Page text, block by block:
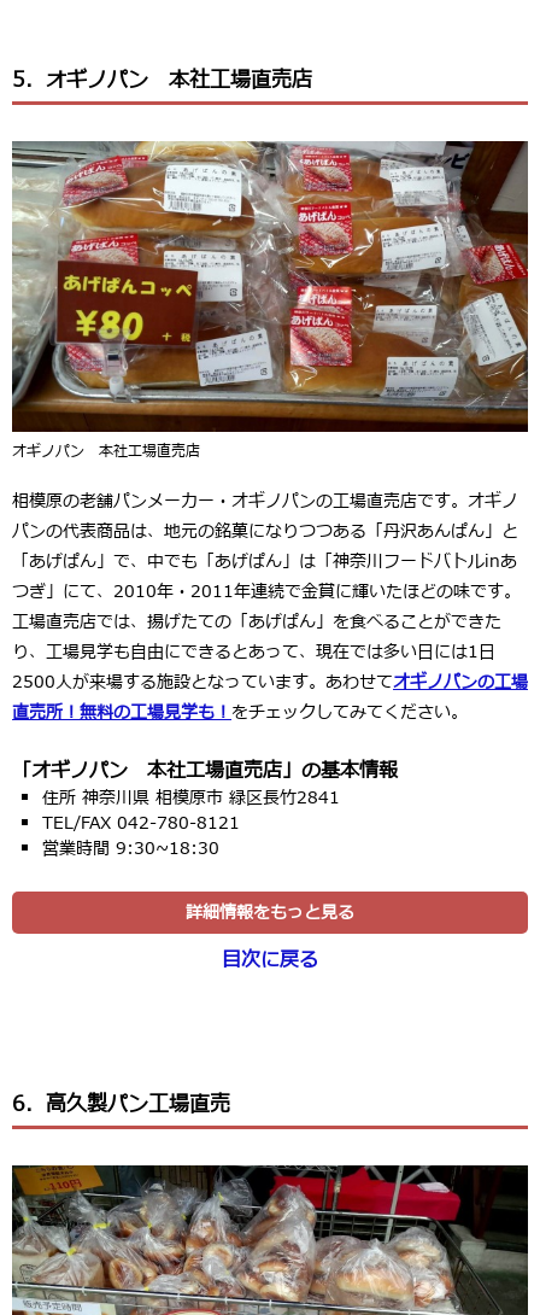
5．オギノパン 本社工場直売店
オギノパン 本社工場直売店
相模原の老舗パンメーカー・オギノパンの工場直売店です。オギノ
パンの代表商品は、地元の銘菓になりつつある「丹沢あんぱん」と
「あげぱん」で、中でも「あげぱん」は「神奈川フードバトルinあ
つぎ」にて、2010年・2011年連続で金賞に輝いたほどの味です。
工場直売店では、揚げたての「あげぱん」を食べることができた
り、工場見学も自由にできるとあって、現在では多い日には1日
2500人が来場する施設となっています。あわせてオギノパンの工場
直売所！無料の工場見学も！ をチェックしてみてください。
「オギノパン 本社工場直売店」の基本情報
住所 神奈川県 相模原市 緑区長竹2841
TEL/FAX 042-780-8121
営業時間 9:30~18:30
詳細情報をもっと見る
目次に戻る
6．高久製パン工場直売